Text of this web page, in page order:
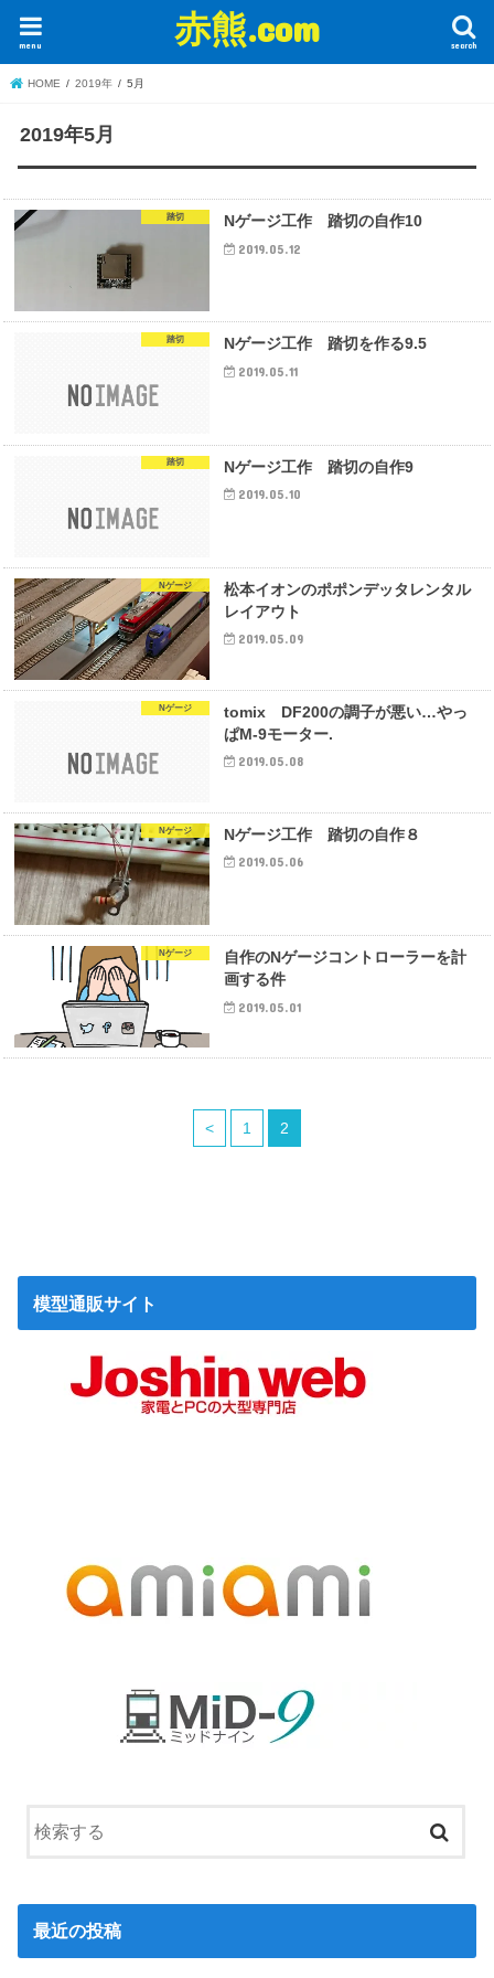
赤熊.com search
menu
HOME 2019年 5月
2019年5月
踏切 Nゲージ工作 踏切の自作10
2019.05.12
踏切 Nゲージ工作 踏切を作る9.5
2019.05.11
踏切 Nゲージ工作 踏切の自作9
2019.05.10
Nゲージ
松本イオンのポポンデッタレンタル
レイアウト
2019.05.09
Nゲージ
tomix DF200の調子が悪い…やっ
ぱM-9モーター.
2019.05.08
Nゲージ Nゲージ工作 踏切の自作８
2019.05.06
Nゲージ
自作のNゲージコントローラーを計
画する件
2019.05.01
< 1 2
模型通販サイト
最近の投稿